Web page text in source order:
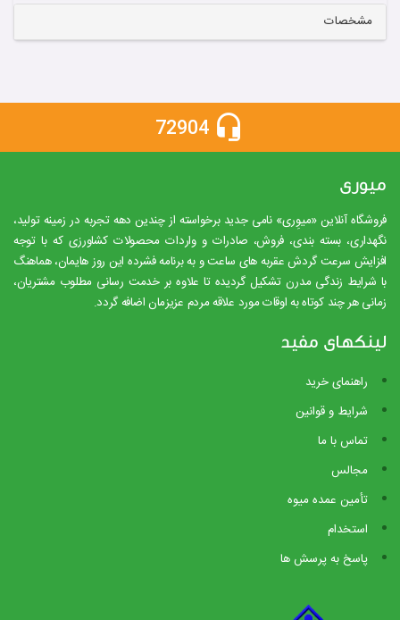
مشخصات
72904
میوری
فروشگاه آنلاین «میوِری» نامی جدید برخواسته از چندین دهه تجربه در زمینه تولید،
نگهداری، بسته بندی، فروش، صادرات و واردات محصولات کشاورزی که با توجه
افزایش سرعت گردش عقربه های ساعت و به برنامه فشرده این روز هایمان، هماهنگ
با شرایط زندگی مدرن تشکیل گردیده تا علاوه بر خدمت رسانی مطلوب مشتریان،
زمانی هر چند کوتاه به اوقات مورد علاقه مردم عزیزمان اضافه گردد.
لینکهای مفید
راهنمای خرید
شرایط و قوانین
تماس با ما
مجالس
تأمین عمده میوه
استخدام
پاسخ به پرسش ها